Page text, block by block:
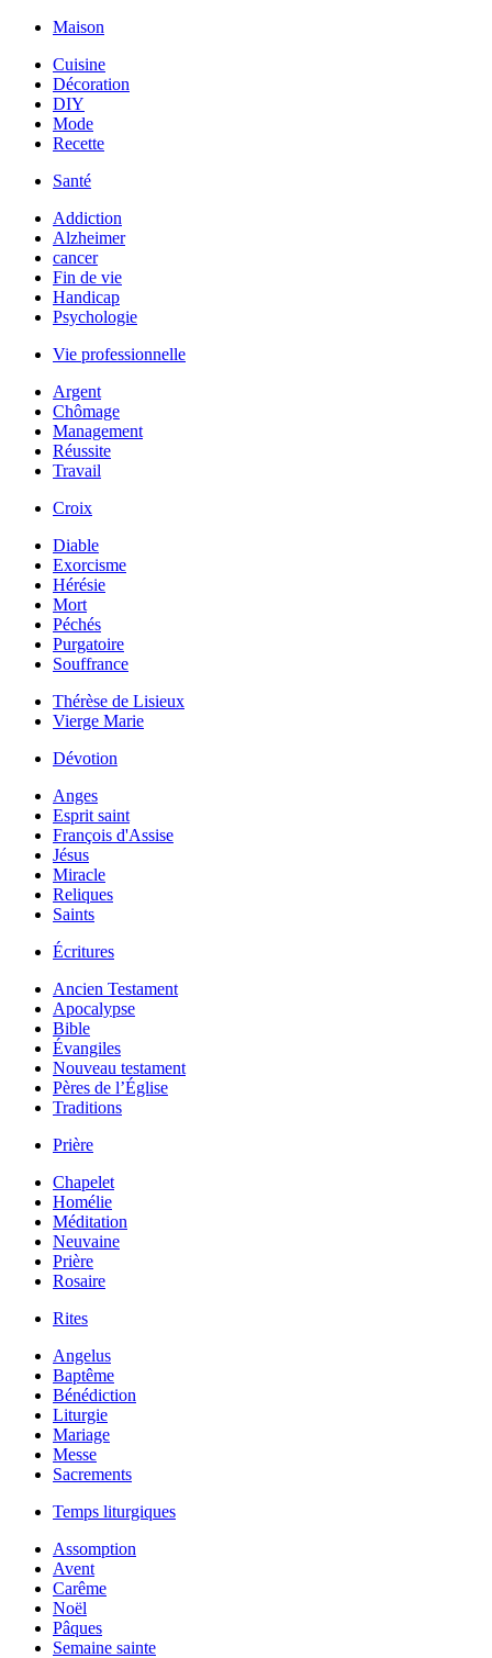
Maison
Cuisine
Décoration
DIY
Mode
Recette
Santé
Addiction
Alzheimer
cancer
Fin de vie
Handicap
Psychologie
Vie professionnelle
Argent
Chômage
Management
Réussite
Travail
Croix
Diable
Exorcisme
Hérésie
Mort
Péchés
Purgatoire
Souffrance
Thérèse de Lisieux
Vierge Marie
Dévotion
Anges
Esprit saint
François d'Assise
Jésus
Miracle
Reliques
Saints
Écritures
Ancien Testament
Apocalypse
Bible
Évangiles
Nouveau testament
Pères de l’Église
Traditions
Prière
Chapelet
Homélie
Méditation
Neuvaine
Prière
Rosaire
Rites
Angelus
Baptême
Bénédiction
Liturgie
Mariage
Messe
Sacrements
Temps liturgiques
Assomption
Avent
Carême
Noël
Pâques
Semaine sainte